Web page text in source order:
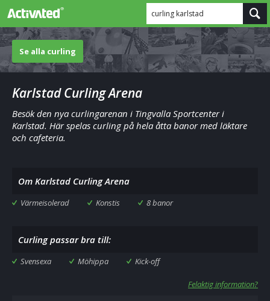
curling karlstad
Se alla curling
Karlstad Curling Arena
Besök den nya curlingarenan i Tingvalla Sportcenter i
Karlstad. Här spelas curling på hela åtta banor med läktare
och cafeteria.
Om Karlstad Curling Arena
Värmeisolerad Konstis 8 banor
Curling passar bra till:
Svensexa Möhippa Kick-off
Felaktig information?